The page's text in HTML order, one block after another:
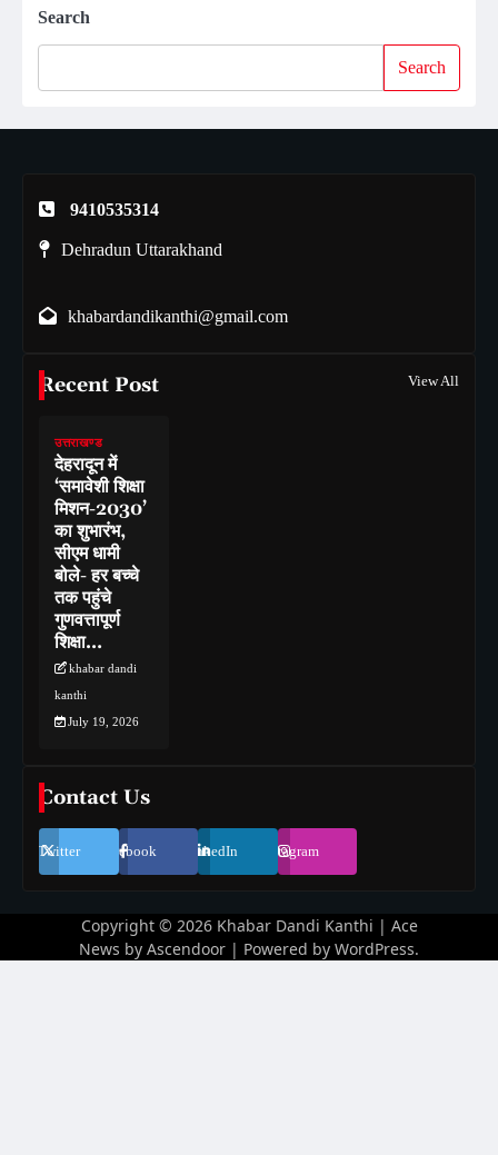
Search
Search
9410535314
Dehradun Uttarakhand
khabardandikanthi@gmail.com
Recent Post View All
उत्तराखण्ड
देहरादून में
‘समावेशी शिक्षा
मिशन-2030’
का शुभारंभ,
सीएम धामी
बोले- हर बच्चे
तक पहुंचे
गुणवत्तापूर्ण
शिक्षा…
khabar dandi
kanthi
July 19, 2026
Contact Us
Twitter Facebook LinkedIn Instagram
Copyright © 2026 Khabar Dandi Kanthi | Ace
News by Ascendoor | Powered by WordPress.